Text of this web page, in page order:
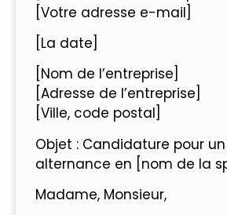
[Votre adresse e-mail]
[La date]
[Nom de l’entreprise]
[Adresse de l’entreprise]
[Ville, code postal]
Objet : Candidature pour
alternance en [nom de la
Madame, Monsieur,